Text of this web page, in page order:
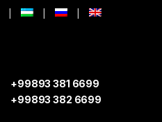
+99893 381 6699
+99893 382 6699